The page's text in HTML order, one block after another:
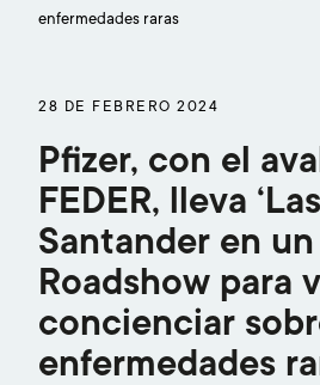
enfrentan estos pacientes
enfermedades raras
28 DE FEBRERO 2024
Pfizer, con el
FEDER, lleva
Santander en
Roadshow para
concienciar
enfermedades